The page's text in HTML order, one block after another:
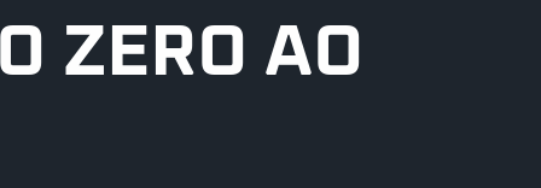
ZERO AO